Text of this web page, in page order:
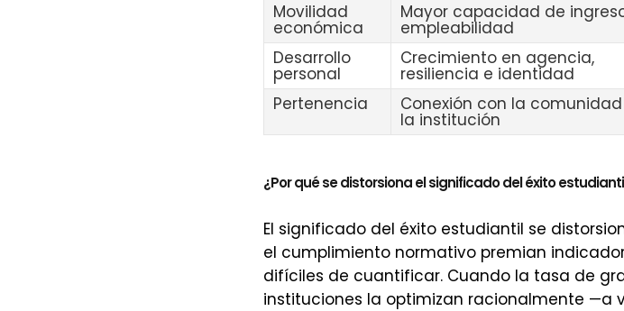
Movilidad
económica
Mayor capacidad de
empleabilidad
Desarrollo
personal
Crecimiento en agencia,
resiliencia e identidad
Pertenencia
Conexión con la
la institución
¿Por qué se distorsiona el significado del éxito
El significado del éxito estudiantil se
el cumplimiento normativo premian
difíciles de cuantificar. Cuando la tasa de
instituciones la optimizan racionalmente —a